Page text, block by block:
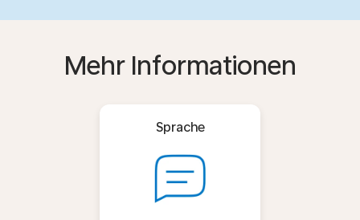
Mehr Informationen
Sprache